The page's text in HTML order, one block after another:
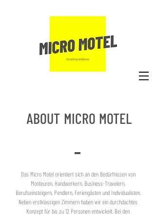
ABOUT MICRO MOTEL
Das Micro Motel orientiert sich an den Bedürfnissen von
Monteuren, Handwerkern, Business-Travelern,
Berufseinsteigern, Pendlern, Feriengästen und Individualisten.
Neben erstklassigen Zimmern haben wir ein durchdachtes
Konzept für bis zu 12 Personen entwickelt. Bei den